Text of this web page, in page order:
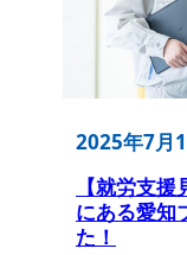
2025年7月
【就労支
にある愛知
た！